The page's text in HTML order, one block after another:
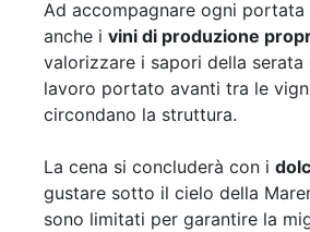
Ad accompagnare ogni portata
anche i vini di produzione
valorizzare i sapori della serata
lavoro portato avanti tra le
circondano la struttura.
La cena si concluderà con i
gustare sotto il cielo della
sono limitati per garantire la